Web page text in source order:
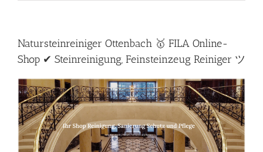
Natursteinreiniger Ottenbach 🥇 FILA Online-
Shop ✔ Steinreinigung, Feinsteinzeug Reiniger ツ